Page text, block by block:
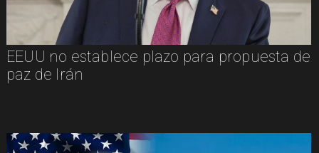
EEUU no establece plazo para propuesta de
paz de Irán